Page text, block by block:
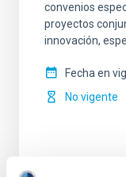
convenios
proyectos
innovación,
Fecha en
No vigente